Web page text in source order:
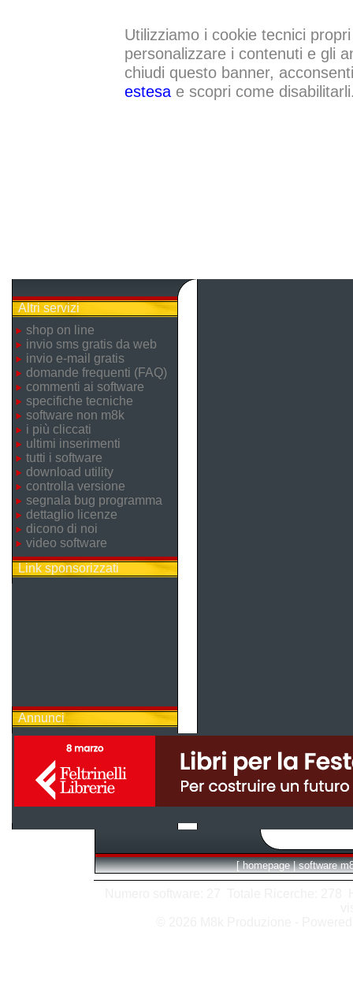
Utilizziamo i cookie tecnici
personalizzare i contenuti e gli
chiudi questo banner,
estesae scopri come
Altri servizi
shop on line
invio sms gratis da web
invio e-mail gratis
domande frequenti (FAQ)
commenti ai software
specifiche tecniche
software non m8k
i più cliccati
ultimi inserimenti
tutti i software
download utility
controlla versione
segnala bug programma
dettaglio licenze
dicono di noi
video software
Link sponsorizzati
Annunci
[ homepage | software